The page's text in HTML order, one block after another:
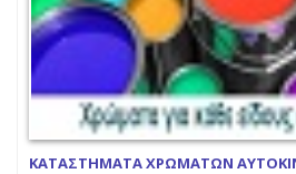
ΚΑΤΑΣΤΗΜΑΤΑ ΧΡΩΜΑΤΩΝ